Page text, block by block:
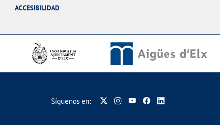
ACCESIBILIDAD
Síguenos en: